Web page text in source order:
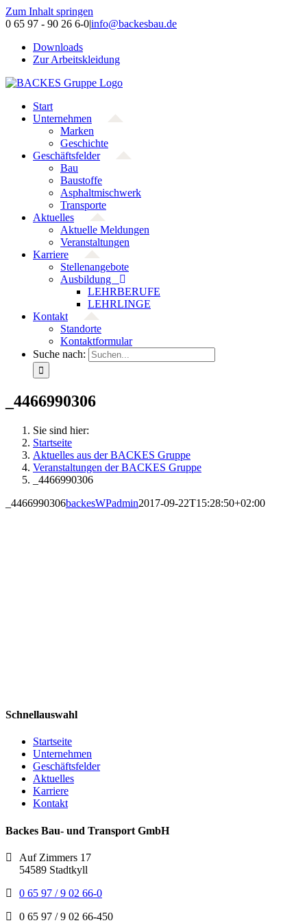
Zum Inhalt springen
0 65 97 - 90 26 6-0|info@backesbau.de
Downloads
Zur Arbeitskleidung
Start
Unternehmen
Marken
Geschichte
Geschäftsfelder
Bau
Baustoffe
Asphaltmischwerk
Transporte
Aktuelles
Aktuelle Meldungen
Veranstaltungen
Karriere
Stellenangebote
Ausbildung
LEHRBERUFE
LEHRLINGE
Kontakt
Standorte
Kontaktformular
Suche nach:
_4466990306
Sie sind hier:
Startseite
Aktuelles aus der BACKES Gruppe
Veranstaltungen der BACKES Gruppe
_4466990306
_4466990306backesWPadmin2017-09-22T15:28:50+02:00
Schnellauswahl
Startseite
Unternehmen
Geschäftsfelder
Aktuelles
Karriere
Kontakt
Backes Bau- und Transport GmbH
Auf Zimmers 17
54589 Stadtkyll
0 65 97 / 9 02 66-0
0 65 97 / 9 02 66-450